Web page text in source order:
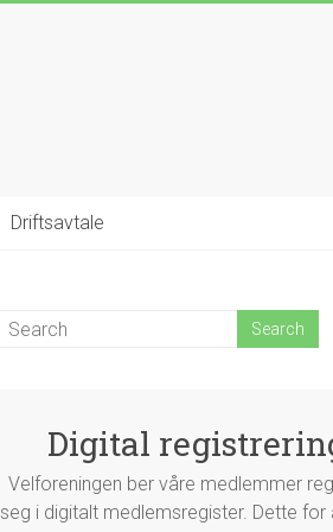
Driftsavtale
Digital
Velforeningen ber våre medlemmer
seg i digitalt medlemsregister. Dette for